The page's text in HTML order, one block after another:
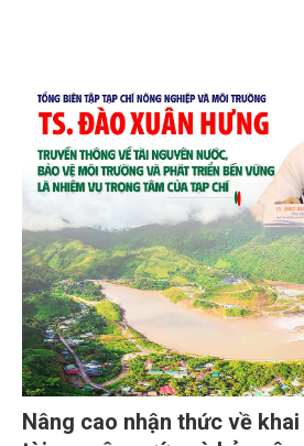
Nâng cao nhận thức về